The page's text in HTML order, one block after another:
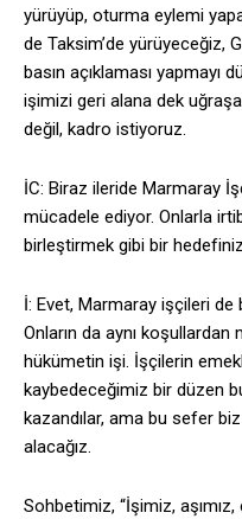
yürüyüp, oturma eylemi
de Taksim’de yürüyeceğiz,
basın açıklaması yapmayı
işimizi geri alana dek
değil, kadro istiyoruz.
İC: Biraz ileride Marmaray
mücadele ediyor. Onlarla
birleştirmek gibi bir
İ: Evet, Marmaray işçileri
Onların da aynı
hükümetin işi. İşçilerin
kaybedeceğimiz bir düzen
kazandılar, ama bu sefer
alacağız.
Sohbetimiz, “İşimiz,